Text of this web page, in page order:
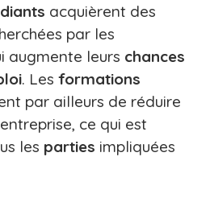
acquièrent des
par les
augmente leurs chances
. Les formations
par ailleurs de réduire
ce qui est
les parties impliquées